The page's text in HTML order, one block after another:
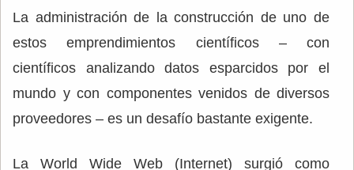
La administración de la construcción de uno de
estos emprendimientos científicos – con
científicos analizando datos esparcidos por el
mundo y con componentes venidos de diversos
proveedores – es un desafío bastante exigente.
La World Wide Web (Internet) surgió como